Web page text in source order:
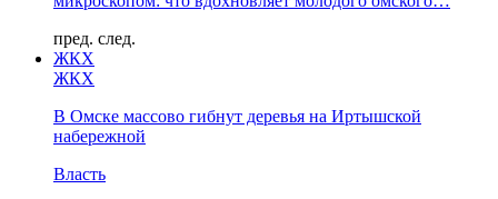
пред. след.
ЖКХ
ЖКХ
В Омске массово гибнут деревья на Иртышской
набережной
Власть